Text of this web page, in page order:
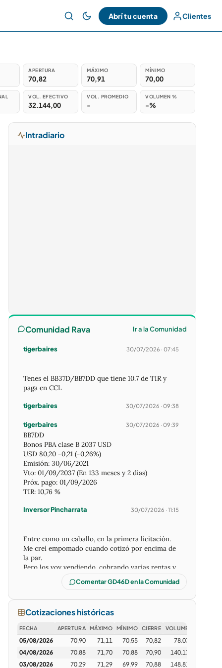
Abrí tu cuenta Clientes
APERTURA
70,82
MÁXIMO
70,91
MÍNIMO
70,00
VOL. EFECTIVO
32.144,00
VOL. PROMEDIO
-
VOLUMEN %
-%
Intradiario
Comunidad Rava Ir a la Comunidad
tigerbaires 30/07/2026 · 07:45
Tenes el BB37D/BB7DD que tiene 10.7 de TIR y
paga en CCL
tigerbaires 30/07/2026 · 09:38
tigerbaires 30/07/2026 · 09:39
BB7DD
Bonos PBA clase B 2037 USD
USD 80,20 -0,21 (-0,26%)
Emisión: 30/06/2021
Vto: 01/09/2037 (En 133 meses y 2 dias)
Próx. pago: 01/09/2026
TIR: 10,76 %
Inversor Pincharrata 30/07/2026 · 11:15
Entre como un caballo, en la primera licitaciòn.
Me creí empomado cuando cotizó por encima de
la par.
Pero los voy vendiendo, cobrando varias rentas y
Pero la Tir es ridícula. Pero vence en 15 meses.
No son comparables 100%, ao29 lo podés
comparar con an29 o de última, ao28. Para
cuando devuelva capital ao29, al29 te devolvió
cuatro pagos de 10 dólares cada uno...
Comentar GD46D en la Comunidad
Cotizaciones históricas
FECHA APERTURA MÁXIMO MÍNIMO CIERRE VOLUMEN
05/08/2026 70,90 71,11 70,55 70,82
78.039
04/08/2026
70,88 71,70 70,88 70,90
140.178
03/08/2026
70,29 71,29 69,99 70,88
148.812